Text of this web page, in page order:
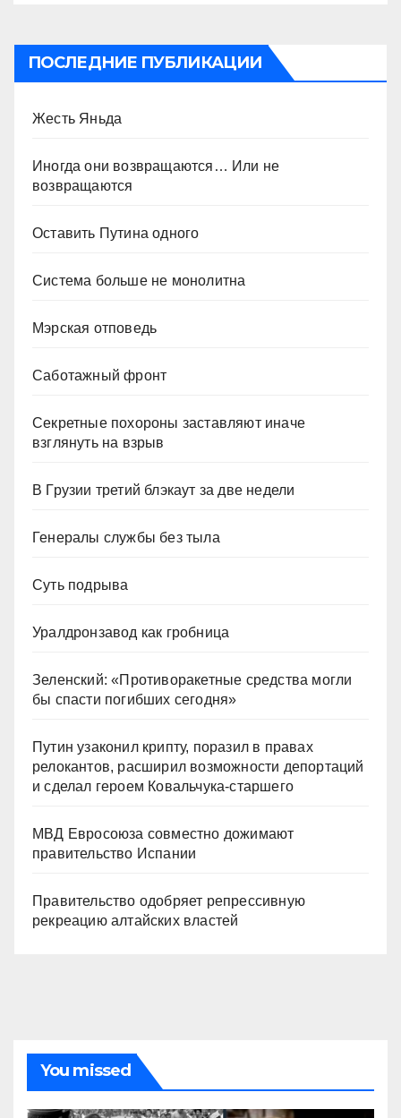
ПОСЛЕДНИЕ ПУБЛИКАЦИИ
Жесть Яньда
Иногда они возвращаются… Или не
возвращаются
Оставить Путина одного
Система больше не монолитна
Мэрская отповедь
Саботажный фронт
Секретные похороны заставляют иначе
взглянуть на взрыв
В Грузии третий блэкаут за две недели
Генералы службы без тыла
Суть подрыва
Уралдронзавод как гробница
Зеленский: «Противоракетные средства могли
бы спасти погибших сегодня»
Путин узаконил крипту, поразил в правах
релокантов, расширил возможности депортаций
и сделал героем Ковальчука-старшего
МВД Евросоюза совместно дожимают
правительство Испании
Правительство одобряет репрессивную
рекреацию алтайских властей
You missed